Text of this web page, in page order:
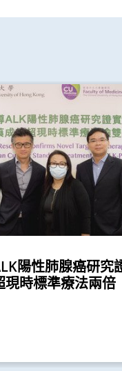
陽性肺腺癌研究
現時標準療法兩倍
研究 訂治療肺癌
與國際肺癌研究團
標靶治療可延長
者的無惡化存活
與國際肺癌團隊測
效 為轉移性非小
治療方案
莫樹錦教授成首位
球「腫瘤學巨人
球肺癌研究及治
療方案較常規治療
人存活期
世界頂尖醫學期刊
全球專家共同牽頭
期ALK陽性肺癌病
基因異常而引起的
際研究證實內地研
成效 有效治療肺
等多種實體腫瘤
成功破解肺癌免疫
性粒細胞」轉化
團隊領導肺癌研究
成為ALK陽性晚期
療
聯同韓國知名學府
人工智能分析工具
與四川大學華西臨
首個 人體
床試驗 證實修改
獲歐洲腫瘤學會頒
第一人將晚期肺
被譽為「腫瘤學
就「個人化醫學」
科學研究到臨床
醫學基金腫瘤學教
講「向肺癌宣戰」
解肝癌免疫治療耐
胞具「除廢餵食
性
動脈碘栓塞化療無
胞癌 無惡化存活
研發mRNA藥物治
研究應對肝癌免疫
血調節因子在腫瘤
肺癌帶來新的治療
球首例機械人輔助
治療肺轉移
童健康研究所成功
實現「精準個人化
血癌患者帶來新
新治療組合 帶領
癌
成混合手術室機械
術 美國以外首例
發現東亞地區肺癌
全球
急性上消化道出血
時間謎團
為莫樹錦教授署
最新「細胞治療」
T治療血癌新方
用混合手術室「經
創治肺癌成亞太
系獲國際肺癌研究
關顧團隊」獎項
混合手術室」結合
技術 實時影像追
組織 能診治少至2
研究證實免疫療法
效
「消融化療栓塞術
無惡化存活期兩倍
獲國家科學技術獎
解鼻咽癌全基因組
助發展個人化治療
30多國專家合作研
物療法
中風專家領導一項
與治療「小中風
獲國際獎項 表揚
上傑出成就
創性手術能有效治